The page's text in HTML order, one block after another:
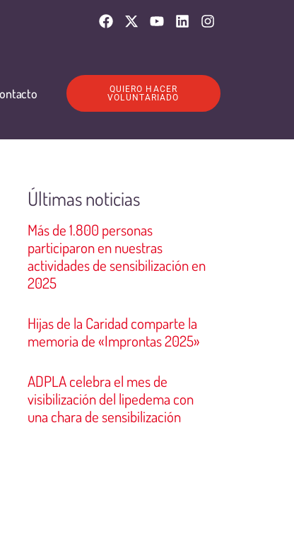
QUIERO HACER
VOLUNTARIADO
Últimas noticias
Más de 1.800 personas
participaron en nuestras
actividades de sensibilización en
2025
Hijas de la Caridad comparte la
memoria de «Improntas 2025»
ADPLA celebra el mes de
visibilización del lipedema con
una chara de sensibilización